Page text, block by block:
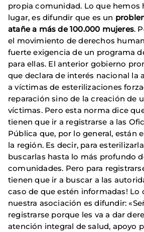
propia comunidad. Lo que hemos
lugar, es difundir que es un
atañe a más de 100.000 mujeres.
el movimiento de derechos
fuerte exigencia de un programa
para ellas. El anterior gobierno
que declara de interés nacional la
a víctimas de esterilizaciones
reparación sino de la creación de
víctimas. Pero esta norma dice
tienen que ir a registrarse a las
Pública que, por lo general, están
la región. Es decir, para
buscarlas hasta lo más profundo
comunidades. Pero para
tienen que ir a buscar a las
caso de que estén informadas! Lo
nuestra asociación es difundir:
registrarse porque les va a dar
atención integral de salud, apoyo